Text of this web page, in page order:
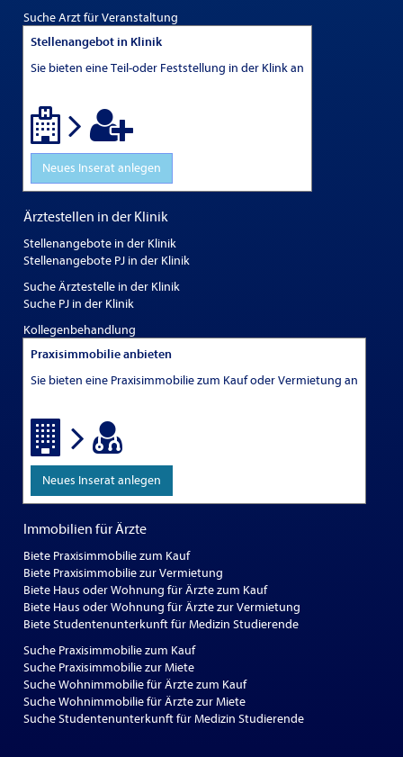
Suche Arzt für Veranstaltung
Stellenangebot in Klinik
Sie bieten eine Teil-oder Feststellung in der Klink an
Neues Inserat anlegen
Ärztestellen in der Klinik
Stellenangebote in der Klinik
Stellenangebote PJ in der Klinik
Suche Ärztestelle in der Klinik
Suche PJ in der Klinik
Kollegenbehandlung
Praxisimmobilie anbieten
Sie bieten eine Praxisimmobilie zum Kauf oder Vermietung an
Neues Inserat anlegen
Immobilien für Ärzte
Biete Praxisimmobilie zum Kauf
Biete Praxisimmobilie zur Vermietung
Biete Haus oder Wohnung für Ärzte zum Kauf
Biete Haus oder Wohnung für Ärzte zur Vermietung
Biete Studentenunterkunft für Medizin Studierende
Suche Praxisimmobilie zum Kauf
Suche Praxisimmobilie zur Miete
Suche Wohnimmobilie für Ärzte zum Kauf
Suche Wohnimmobilie für Ärzte zur Miete
Suche Studentenunterkunft für Medizin Studierende